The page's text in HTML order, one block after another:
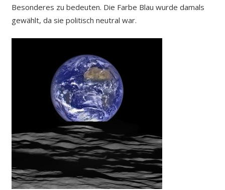
Besonderes zu bedeuten. Die Farbe Blau wurde damals
gewählt, da sie politisch neutral war.